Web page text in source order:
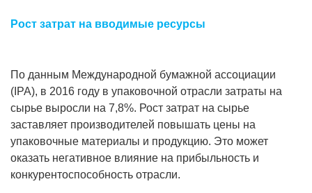
Рост затрат на вводимые ресурсы
По данным Международной бумажной ассоциации
(IPA), в 2016 году в упаковочной отрасли затраты на
сырье выросли на 7,8%. Рост затрат на сырье
заставляет производителей повышать цены на
упаковочные материалы и продукцию. Это может
оказать негативное влияние на прибыльность и
конкурентоспособность отрасли.